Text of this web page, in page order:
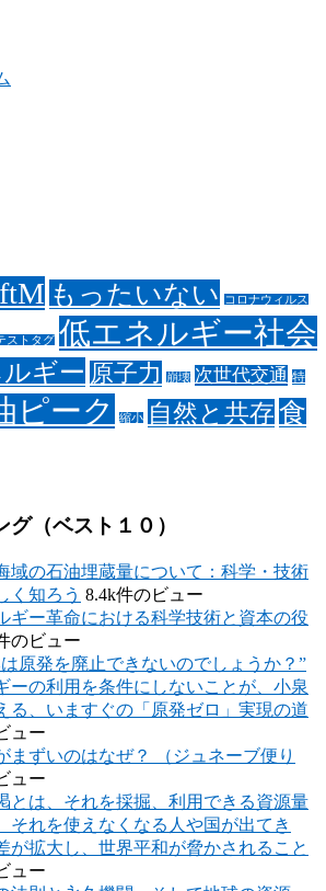
もったいない コロナウィルス
ストタグ 低エネルギー社会
ギー 原子力 崩壊 次世代交通 特
ピーク 縮小 自然と共存食
（ベスト１０）
域の石油埋蔵量について：科学・技術
く知ろう 8.4k件のビュー
ギー革命における科学技術と資本の役
のビュー
原発を廃止できないのでしょうか？”
の利用を条件にしないことが、小泉
る、いますぐの「原発ゼロ」実現の道
ュー
まずいのはなぜ？ （ジュネーブ便り
ュー
とは、それを採掘、利用できる資源量
それを使えなくなる人や国が出てき
が拡大し、世界平和が脅かされること
ュー